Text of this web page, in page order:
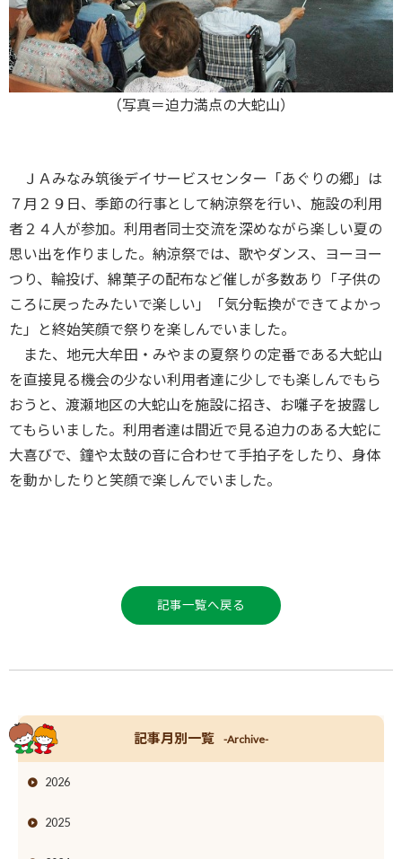
（写真＝迫力満点の大蛇山）
ＪＡみなみ筑後デイサービスセンター「あぐりの郷」は
７月２９日、季節の行事として納涼祭を行い、施設の利用
者２４人が参加。利用者同士交流を深めながら楽しい夏の
思い出を作りました。納涼祭では、歌やダンス、ヨーヨー
つり、輪投げ、綿菓子の配布など催しが多数あり「子供の
ころに戻ったみたいで楽しい」「気分転換ができてよかっ
た」と終始笑顔で祭りを楽しんでいました。
また、地元大牟田・みやまの夏祭りの定番である大蛇山
を直接見る機会の少ない利用者達に少しでも楽しんでもら
おうと、渡瀬地区の大蛇山を施設に招き、お囃子を披露し
てもらいました。利用者達は間近で見る迫力のある大蛇に
大喜びで、鐘や太鼓の音に合わせて手拍子をしたり、身体
を動かしたりと笑顔で楽しんでいました。
記事一覧へ戻る
記事月別一覧 -Archive-
2026
2025